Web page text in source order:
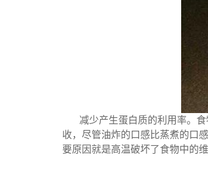
减少产生蛋白质的利用率。
收，尽管油炸的口感比蒸煮的口感
要原因就是高温破坏了食物中的